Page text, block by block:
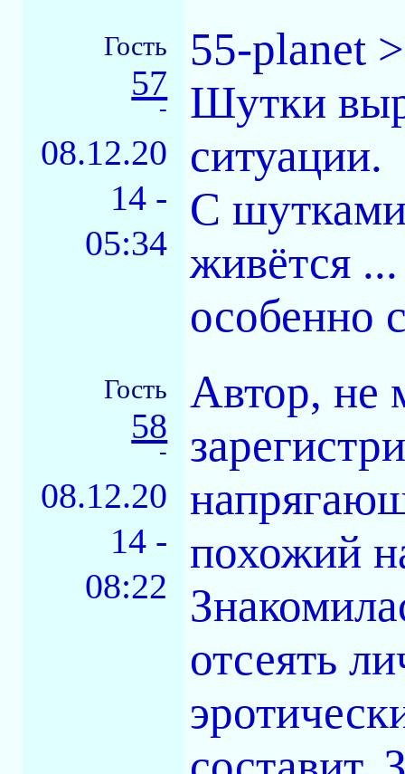
Гость
57
-
08.12.20
14 -
05:34
55-planet
Шутки
ситуации.
С
живётся
особенно
Гость
58
-
08.12.20
14 -
08:22
Автор, не
похожий
отсеять